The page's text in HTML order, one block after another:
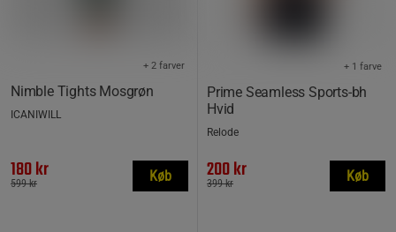
Nimble Tights Mosgrøn
+ 2 farver
ICANIWILL
180 kr
599 kr Køb
Prime Seamless Sports-bh
Hvid
+ 1 farve
Relode
200 kr
399 kr Køb